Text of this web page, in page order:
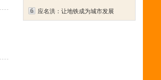
6 应名洪：让地铁成为城市发展